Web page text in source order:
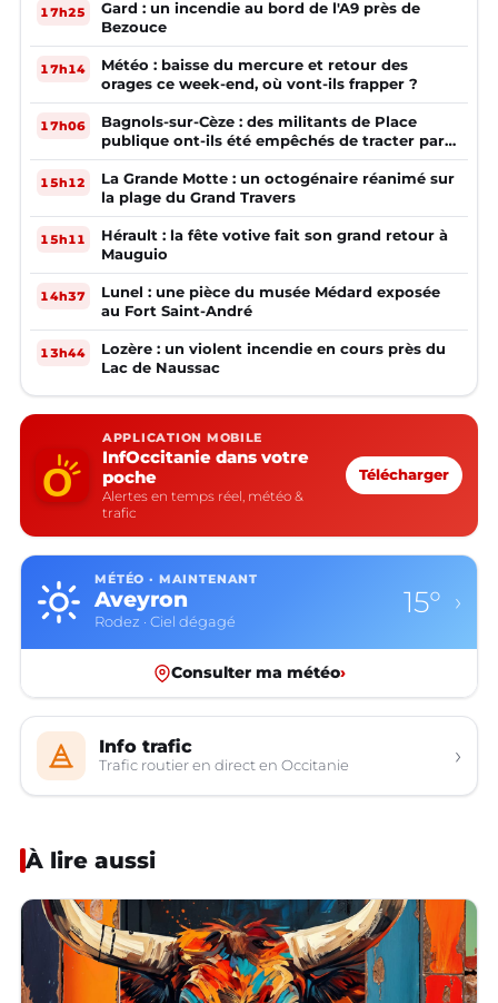
17h25
Gard : un incendie au bord de l'A9 près de
Bezouce
17h14
Météo : baisse du mercure et retour des
orages ce week-end, où vont-ils frapper ?
17h06
Bagnols-sur-Cèze : des militants de Place
publique ont-ils été empêchés de tracter par
la mairie ?
15h12
La Grande Motte : un octogénaire réanimé sur
la plage du Grand Travers
15h11
Hérault : la fête votive fait son grand retour à
Mauguio
14h37
Lunel : une pièce du musée Médard exposée
au Fort Saint-André
13h44
Lozère : un violent incendie en cours près du
Lac de Naussac
APPLICATION MOBILE
InfOccitanie dans votre
poche
Alertes en temps réel, météo &
trafic
Télécharger
MÉTÉO · MAINTENANT
Aveyron
Rodez · Ciel dégagé
15° ›
Consulter ma météo›
Info trafic
Trafic routier en direct en Occitanie ›
À lire aussi